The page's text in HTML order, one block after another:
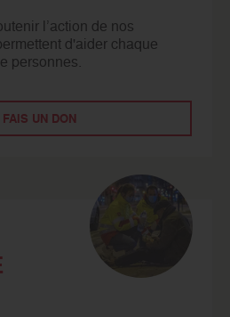
l’action de nos
d'aider chaque
personnes.
UN DON